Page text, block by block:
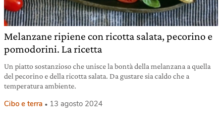
Melanzane ripiene con ricotta salata, pecorino e
pomodorini. La ricetta
Un piatto sostanzioso che unisce la bontà della melanzana a quella
del pecorino e della ricotta salata. Da gustare sia caldo che a
temperatura ambiente.
Cibo e terra 13 agosto 2024